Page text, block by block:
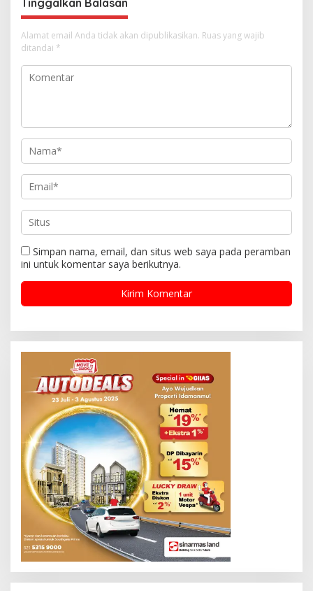
Tinggalkan Balasan
Alamat email Anda tidak akan dipublikasikan. Ruas yang wajib
ditandai *
Simpan nama, email, dan situs web saya pada peramban
ini untuk komentar saya berikutnya.